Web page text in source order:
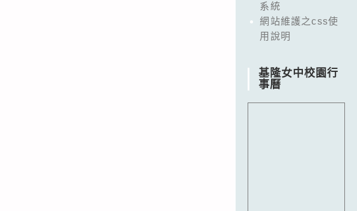
系統
網站維護之css使
用說明
基隆女中校園行
事曆